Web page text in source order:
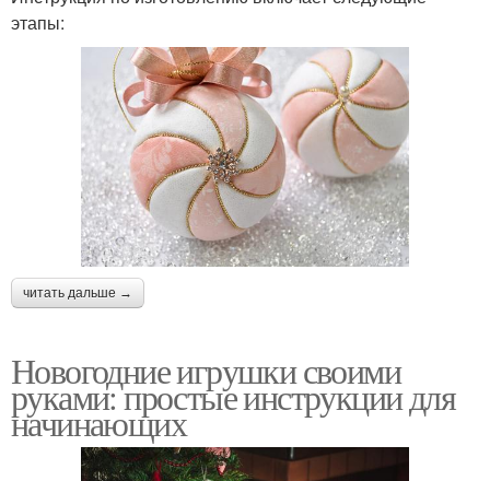
этапы:
читать дальше →
Новогодние игрушки своими
руками: простые инструкции для
начинающих